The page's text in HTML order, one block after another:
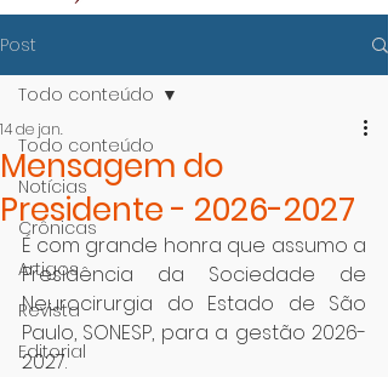
Post
Todo conteúdo
Notícias
Crônicas
Artigos
Revista
Editorial
Todo conteúdo
Mensagem do
Presidente - 2026-2027
14 de jan.
É com grande honra que assumo a
Presidência da Sociedade de
Neurocirurgia do Estado de São
Paulo, SONESP, para a gestão 2026-
2027.